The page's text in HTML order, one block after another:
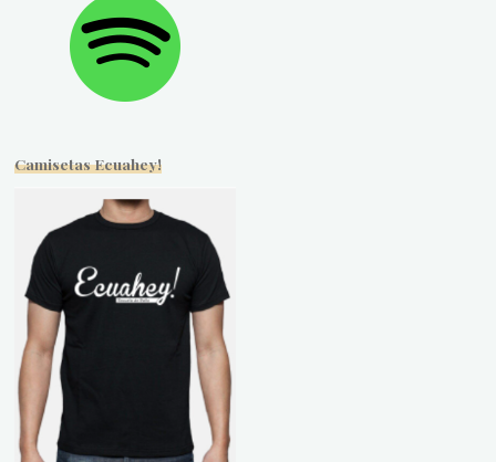
Camisetas Ecuahey!